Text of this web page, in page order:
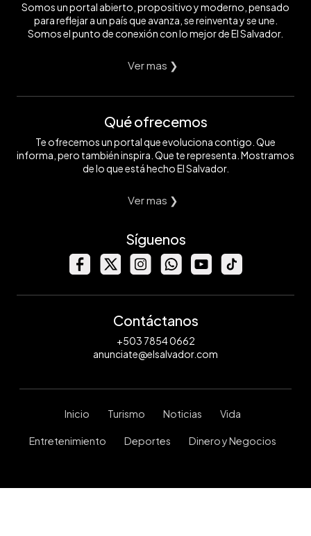
Somos un portal abierto, propositivo y moderno, pensado
para reflejar a un país que avanza, se reinventa y se une.
Somos el punto de conexión con lo mejor de El Salvador.
Ver mas ❯
Qué ofrecemos
Te ofrecemos un portal que evoluciona contigo. Que
informa, pero también inspira. Que te representa. Mostramos
de lo que está hecho El Salvador.
Ver mas ❯
Síguenos
Contáctanos
+503 7854 0662
anunciate@elsalvador.com
Inicio Turismo Noticias Vida
Entretenimiento Deportes Dinero y Negocios